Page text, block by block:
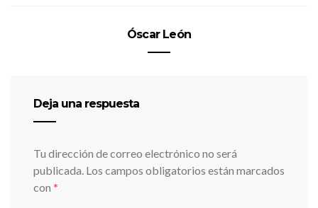
Óscar León
Deja una respuesta
Tu dirección de correo electrónico no será
publicada. Los campos obligatorios están marcados
con *